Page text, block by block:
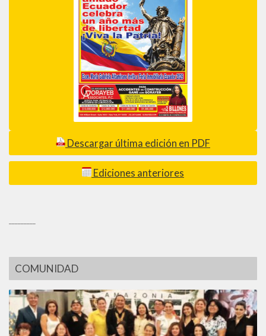
Descargar última edición en PDF
Ediciones anteriores
COMUNIDAD